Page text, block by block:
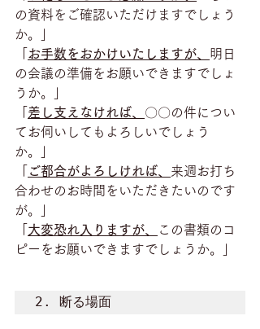
の資料をご確認いただけますでしょう
か。」
お手数をおかけいたしますが、
明日
の会議の準備をお願いできますでしょ
うか。」
差し支えなければ、 〇〇の件につい
てお伺いしてもよろしいでしょう
か。」
ご都合がよろしければ、 来週お打ち
合わせのお時間をいただきたいのです
が。」
大変恐れ入りますが、
この書類のコ
ピーをお願いできますでしょうか。」
2. 断る場面